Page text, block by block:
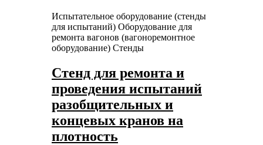
Испытательное оборудование (стенды
для испытаний) Оборудование для
ремонта вагонов (вагоноремонтное
оборудование) Стенды
Стенд для ремонта и
проведения испытаний
разобщительных и
концевых кранов на
плотность